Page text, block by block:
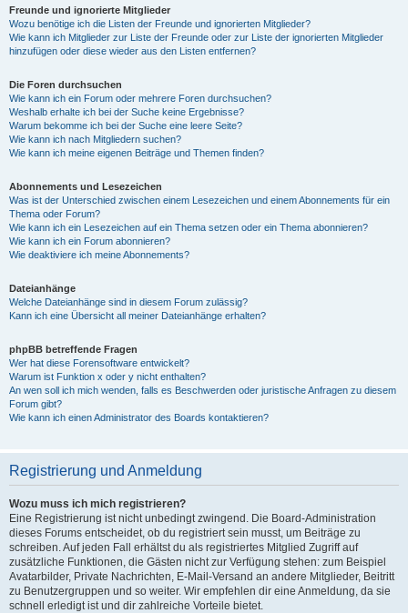
Freunde und ignorierte Mitglieder
Wozu benötige ich die Listen der Freunde und ignorierten Mitglieder?
Wie kann ich Mitglieder zur Liste der Freunde oder zur Liste der ignorierten Mitglieder
hinzufügen oder diese wieder aus den Listen entfernen?
Die Foren durchsuchen
Wie kann ich ein Forum oder mehrere Foren durchsuchen?
Weshalb erhalte ich bei der Suche keine Ergebnisse?
Warum bekomme ich bei der Suche eine leere Seite?
Wie kann ich nach Mitgliedern suchen?
Wie kann ich meine eigenen Beiträge und Themen finden?
Abonnements und Lesezeichen
Was ist der Unterschied zwischen einem Lesezeichen und einem Abonnements für ein
Thema oder Forum?
Wie kann ich ein Lesezeichen auf ein Thema setzen oder ein Thema abonnieren?
Wie kann ich ein Forum abonnieren?
Wie deaktiviere ich meine Abonnements?
Dateianhänge
Welche Dateianhänge sind in diesem Forum zulässig?
Kann ich eine Übersicht all meiner Dateianhänge erhalten?
phpBB betreffende Fragen
Wer hat diese Forensoftware entwickelt?
Warum ist Funktion x oder y nicht enthalten?
An wen soll ich mich wenden, falls es Beschwerden oder juristische Anfragen zu diesem
Forum gibt?
Wie kann ich einen Administrator des Boards kontaktieren?
Registrierung und Anmeldung
Wozu muss ich mich registrieren?
Eine Registrierung ist nicht unbedingt zwingend. Die Board-Administration
dieses Forums entscheidet, ob du registriert sein musst, um Beiträge zu
schreiben. Auf jeden Fall erhältst du als registriertes Mitglied Zugriff auf
zusätzliche Funktionen, die Gästen nicht zur Verfügung stehen: zum Beispiel
Avatarbilder, Private Nachrichten, E-Mail-Versand an andere Mitglieder, Beitritt
zu Benutzergruppen und so weiter. Wir empfehlen dir eine Anmeldung, da sie
schnell erledigt ist und dir zahlreiche Vorteile bietet.